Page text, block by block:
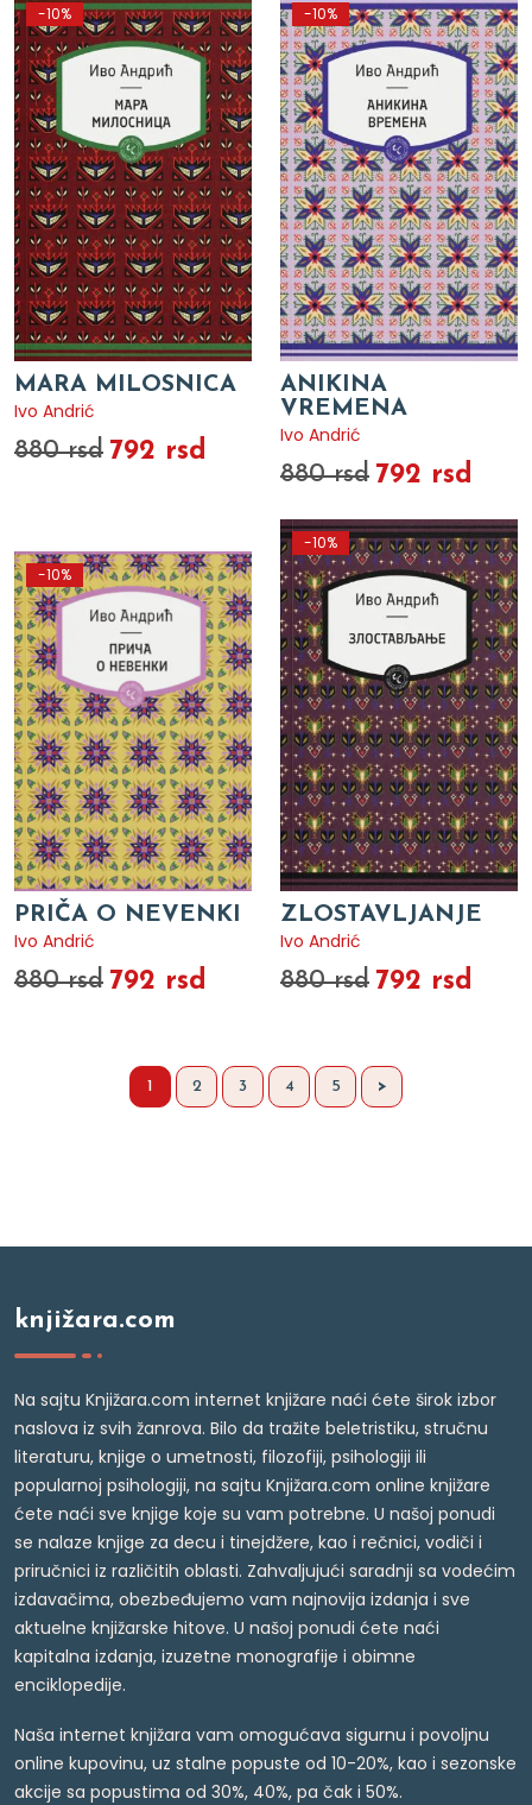
-10%
MARA MILOSNICA
Ivo Andrić
880 rsd 792 rsd
-10%
ANIKINA
VREMENA
Ivo Andrić
880 rsd 792 rsd
-10%
PRIČA O NEVENKI
Ivo Andrić
880 rsd 792 rsd
-10%
ZLOSTAVLJANJE
Ivo Andrić
880 rsd 792 rsd
1 2 3 4 5 >
knjižara.com
Na sajtu Knjižara.com internet knjižare naći ćete širok izbor
naslova iz svih žanrova. Bilo da tražite beletristiku, stručnu
literaturu, knjige o umetnosti, filozofiji, psihologiji ili
popularnoj psihologiji, na sajtu Knjižara.com online knjižare
ćete naći sve knjige koje su vam potrebne. U našoj ponudi
se nalaze knjige za decu i tinejdžere, kao i rečnici, vodiči i
priručnici iz različitih oblasti. Zahvaljujući saradnji sa vodećim
izdavačima, obezbeđujemo vam najnovija izdanja i sve
aktuelne knjižarske hitove. U našoj ponudi ćete naći
kapitalna izdanja, izuzetne monografije i obimne
enciklopedije.
Naša internet knjižara vam omogućava sigurnu i povoljnu
online kupovinu, uz stalne popuste od 10-20%, kao i sezonske
akcije sa popustima od 30%, 40%, pa čak i 50%.